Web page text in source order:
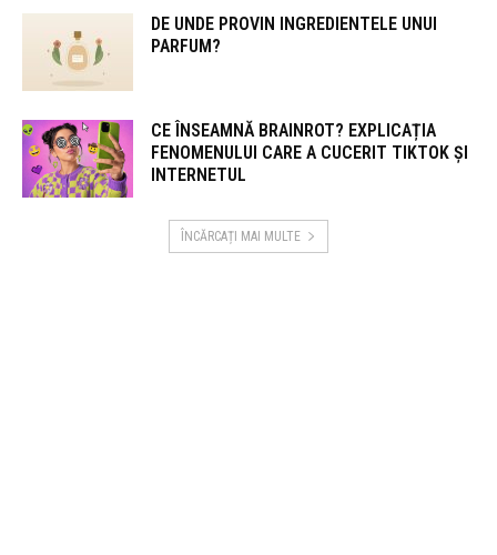
DE UNDE PROVIN INGREDIENTELE UNUI
PARFUM?
CE ÎNSEAMNĂ BRAINROT? EXPLICAȚIA
FENOMENULUI CARE A CUCERIT TIKTOK ȘI
INTERNETUL
ÎNCĂRCAȚI MAI MULTE